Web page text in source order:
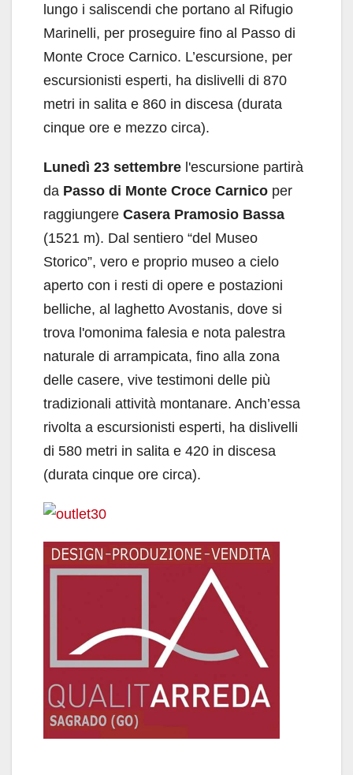
lungo i saliscendi che portano al Rifugio
Marinelli, per proseguire fino al Passo di
Monte Croce Carnico. L’escursione, per
escursionisti esperti, ha dislivelli di 870
metri in salita e 860 in discesa (durata
cinque ore e mezzo circa).
Lunedì 23 settembre l'escursione partirà
da Passo di Monte Croce Carnico per
raggiungere Casera Pramosio Bassa
(1521 m). Dal sentiero “del Museo
Storico”, vero e proprio museo a cielo
aperto con i resti di opere e postazioni
belliche, al laghetto Avostanis, dove si
trova l'omonima falesia e nota palestra
naturale di arrampicata, fino alla zona
delle casere, vive testimoni delle più
tradizionali attività montanare. Anch’essa
rivolta a escursionisti esperti, ha dislivelli
di 580 metri in salita e 420 in discesa
(durata cinque ore circa).